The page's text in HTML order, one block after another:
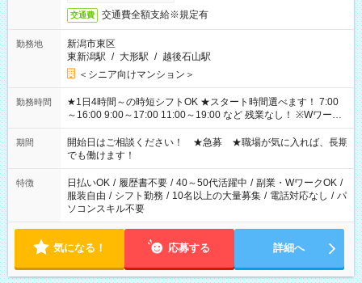
交通費 交通費全額支給※規定有
勤務地
新潟市東区
東新潟駅 / 大形駅 / 越後石山駅
＜シニア向けマンション＞
勤務時間
★1日4時間～の時短シフトOK ★スタート時間選べます！ 7:00
～16:00 9:00～17:00 11:00～19:00 など 残業なし！ ※Wワーク
の場合、他のお仕事と合わせ週40時間超の就業はご案内できま
せん ※法令に基づき、週20時間以上勤務は社会保険への加入対
象となります ※労働者派遣法（日雇い派遣の原則禁止）によ
り、短時間・短期間の就業はご案内が難しい場合があります
期間
開始日はご相談ください！ ★急募 ★職場が気に入れば、長期
でも働けます！
特徴 日払いOK / 履歴書不要 / 40～50代活躍中 / 副業・WワークOK /
服装自由 / シフト勤務 / 10名以上の大量募集 / 電話対応なし / パ
ソコンスキル不要
気になる！ 応募する 詳細へ